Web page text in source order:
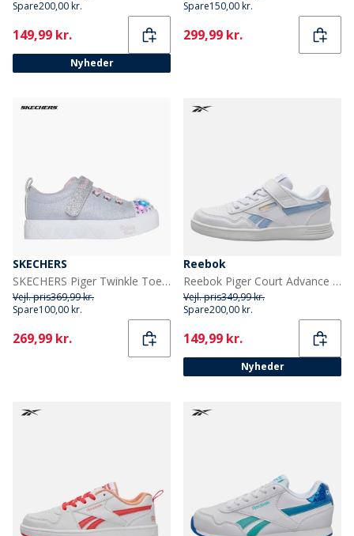
Spare200,00 kr.
Current
149,99 kr.
Nyheder
Spare150,00 kr.
Current
299,99 kr.
SKECHERS
SKECHERS Piger Twinkle Toes Sneakers Grå
Vejl. pris369,99 kr.
Spare100,00 kr.
Current
269,99 kr.
Reebok
Reebok Piger Court Advance Træningssko Hvid/Y2K Blue/Bleached Yellow
Vejl. pris349,99 kr.
Spare200,00 kr.
Current
149,99 kr.
Nyheder